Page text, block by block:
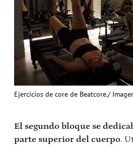
Ejercicios de core de Beatcore./
El segundo bloque se
parte superior del cuerpo.